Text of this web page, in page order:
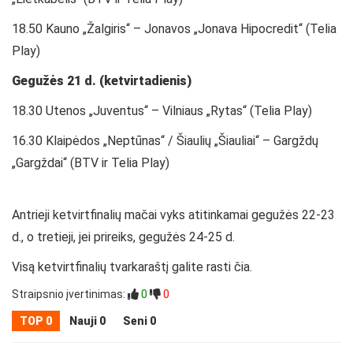
18.50 Kauno „Žalgiris“ – Jonavos „Jonava Hipocredit“ (Telia
Play)
Gegužės 21 d. (ketvirtadienis)
18.30 Utenos „Juventus“ – Vilniaus „Rytas“ (Telia Play)
16.30 Klaipėdos „Neptūnas“ / Šiaulių „Šiauliai“ – Gargždų
„Gargždai“ (BTV ir Telia Play)
Antrieji ketvirtfinalių mačai vyks atitinkamai gegužės 22-23
d., o tretieji, jei prireiks, gegužės 24-25 d.
Visą ketvirtfinalių tvarkaraštį galite rasti čia.
Straipsnio įvertinimas: 0 0
TOP 0 Nauji 0 Seni 0